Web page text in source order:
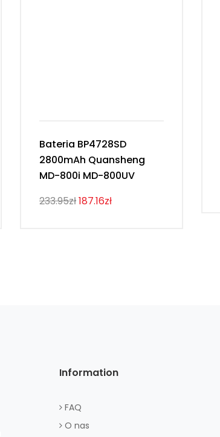
Bateria BP4728SD
2800mAh Quansheng
MD-800i MD-800UV
233.95zł187.16zł
Information
FAQ
O nas